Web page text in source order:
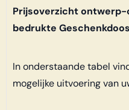
Prijsoverzicht ontwerp-
bedrukte
In onderstaande tabel
mogelijke uitvoering van